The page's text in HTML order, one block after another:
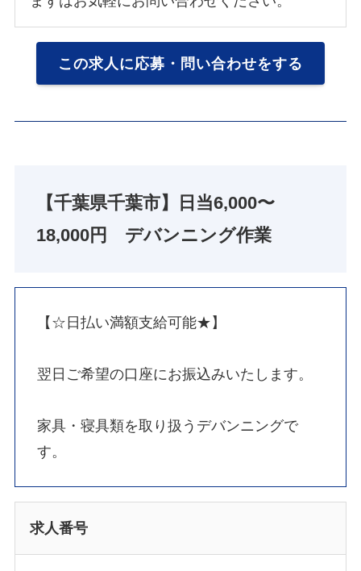
この求人に応募・問い合わせをする
【千葉県千葉市】日当6,000〜
18,000円 デバンニング作業
【☆日払い満額支給可能★】
翌日ご希望の口座にお振込みいたします。
家具・寝具類を取り扱うデバンニングで
す。
求人番号